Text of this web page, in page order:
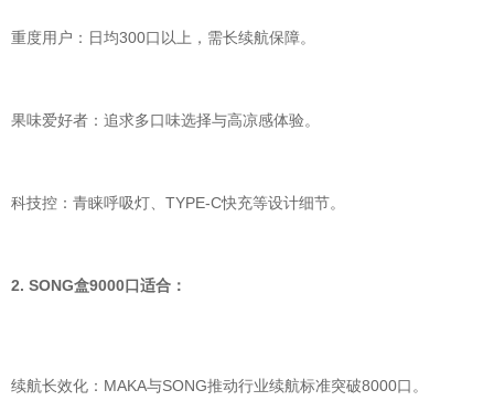
重度用户：日均300口以上，需长续航保障。
果味爱好者：追求多口味选择与高凉感体验。
科技控：青睐呼吸灯、TYPE-C快充等设计细节。
2. SONG盒9000口适合：
续航长效化：MAKA与SONG推动行业续航标准突破8000口。